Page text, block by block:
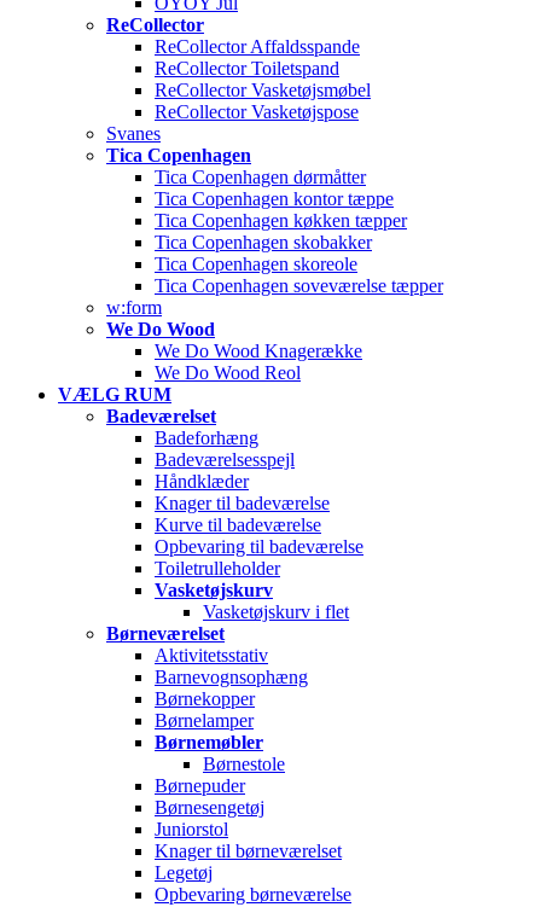
ReCollector
ReCollector Affaldsspande
ReCollector Toiletspand
ReCollector Vasketøjsmøbel
ReCollector Vasketøjspose
Svanes
Tica Copenhagen
Tica Copenhagen dørmåtter
Tica Copenhagen kontor tæppe
Tica Copenhagen køkken tæpper
Tica Copenhagen skobakker
Tica Copenhagen skoreole
Tica Copenhagen soveværelse tæpper
w:form
We Do Wood
We Do Wood Knagerække
We Do Wood Reol
VÆLG RUM
Badeværelset
Badeforhæng
Badeværelsesspejl
Håndklæder
Knager til badeværelse
Kurve til badeværelse
Opbevaring til badeværelse
Toiletrulleholder
Vasketøjskurv
Vasketøjskurv i flet
Børneværelset
Aktivitetsstativ
Barnevognsophæng
Børnekopper
Børnelamper
Børnemøbler
Børnestole
Børnepuder
Børnesengetøj
Juniorstol
Knager til børneværelset
Legetøj
Opbevaring børneværelse